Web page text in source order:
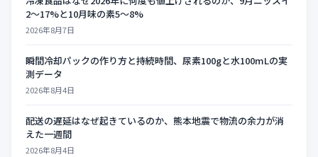
2〜17%と10月味の素5〜8%
2026年8月7日
瞬間冷却パックの作り方と持続時間、尿素100gと水100mLの実
測データ
2026年8月4日
配送の遅延はなぜ起きているのか、熊本地震で物流の余力が消
えた一週間
2026年8月4日